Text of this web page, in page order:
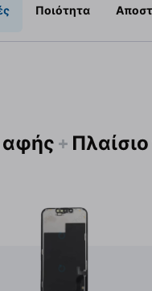
Ποιότητα
αφής+